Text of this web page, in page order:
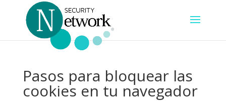
Pasos para bloquear las
cookies en tu navegador